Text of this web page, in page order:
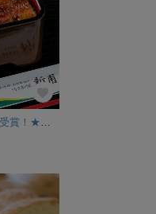
★日本ギフト大賞2023受賞！★うなぎ専門店のこだわり蒲焼 蒲焼詰合せ KL2UD2